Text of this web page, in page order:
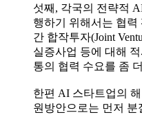
섯째, 각국의 전략적
행하기 위해서는 협력
간 합작투자(Joint
실증사업 등에 대해
통의 협력 수요를 좀
한편 AI 스타트업의
원방안으로는 먼저